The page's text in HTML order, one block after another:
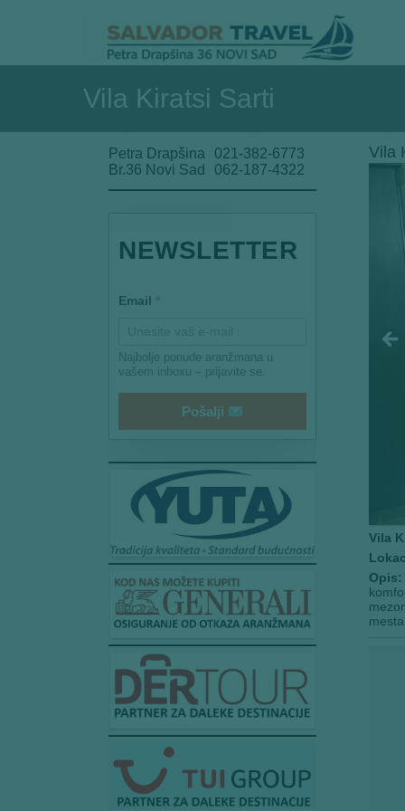
Vila Kiratsi Sarti
Vila
Vila
Opis:
Petra Drapšina
Br.36 Novi Sad
021-382-6773
062-187-4322
m
a
*
a
i
NEWSLETTER
Email *
Najbolje ponude aranžmana u
vašem inboxu – prijavite se.
Pošalji